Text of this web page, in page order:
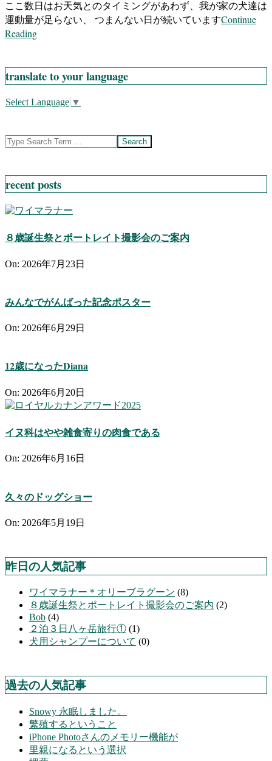
ここ数日はお天気とのタイミングがあわず、我が家の犬達は
運動量が足らない、 つまんない日が続いていますContinue
Reading
translate to your language
Select Language ▼
Search
recent posts
８歳誕生祭とポートレイト撮影会のご案内
On: 2026年7月23日
みんなでがんばった記念ポスター
On: 2026年6月29日
12歳になったDiana
On: 2026年6月20日
イヌ科はやや雑食寄りの肉食である
On: 2026年6月16日
久々のドッグショー
On: 2026年5月19日
昨日の人気記事
ワイマラナー＊オリーブラグーン (8)
８歳誕生祭とポートレイト撮影会のご案内 (2)
Bob (4)
２泊３日八ヶ岳旅行① (1)
犬用シャンプーについて (0)
過去の人気記事
Snowy 永眠しました。
繁殖するということ
iPhone Photoさんのメモリー機能が
里親になるという選択